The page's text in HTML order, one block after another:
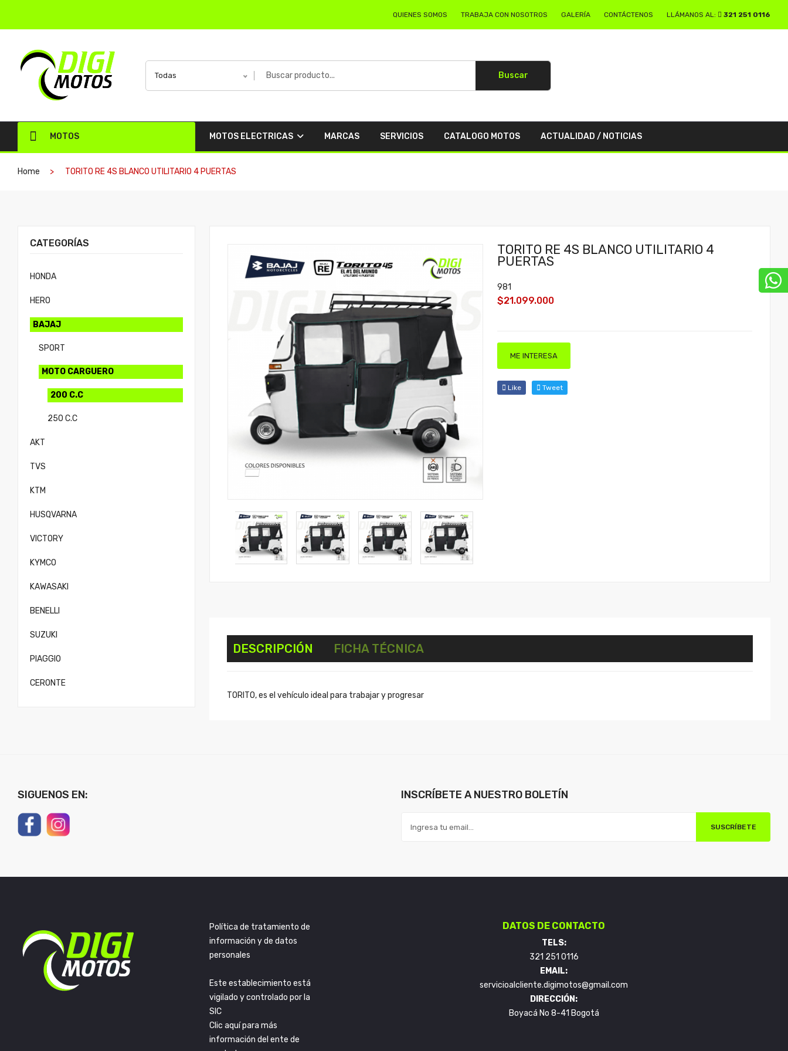
QUIENES SOMOS TRABAJA CON NOSOTROS GALERÍA CONTÁCTENOS LLÁMANOS AL: 321 251 0116
Todas Buscar
MOTOS MOTOS ELECTRICAS MARCAS SERVICIOS CATALOGO MOTOS ACTUALIDAD / NOTICIAS
Home TORITO RE 4S BLANCO UTILITARIO 4 PUERTAS
CATEGORÍAS
HONDA
HERO
BAJAJ
SPORT
MOTO CARGUERO
200 C.C
250 C.C
AKT
TVS
KTM
HUSQVARNA
VICTORY
KYMCO
KAWASAKI
BENELLI
SUZUKI
PIAGGIO
CERONTE
TORITO RE 4S BLANCO UTILITARIO 4
PUERTAS
981
$21.099.000
ME INTERESA
Like Tweet
DESCRIPCIÓN FICHA TÉCNICA
TORITO, es el vehículo ideal para trabajar y progresar
SIGUENOS EN: INSCRÍBETE A NUESTRO BOLETÍN
SUSCRÍBETE
Política de tratamiento de
información y de datos
personales
Este establecimiento está
vigilado y controlado por la
SIC
Clic aquí para más
información del ente de
DATOS DE CONTACTO
TELS:
321 251 0116
EMAIL:
servicioalcliente.digimotos@gmail.com
DIRECCIÓN:
Boyacá No 8-41 Bogotá